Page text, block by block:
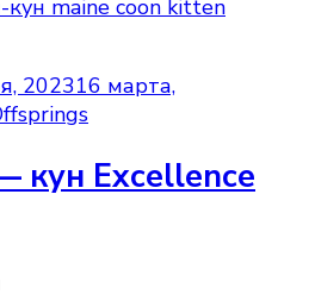
202316 марта,
кун Excellence